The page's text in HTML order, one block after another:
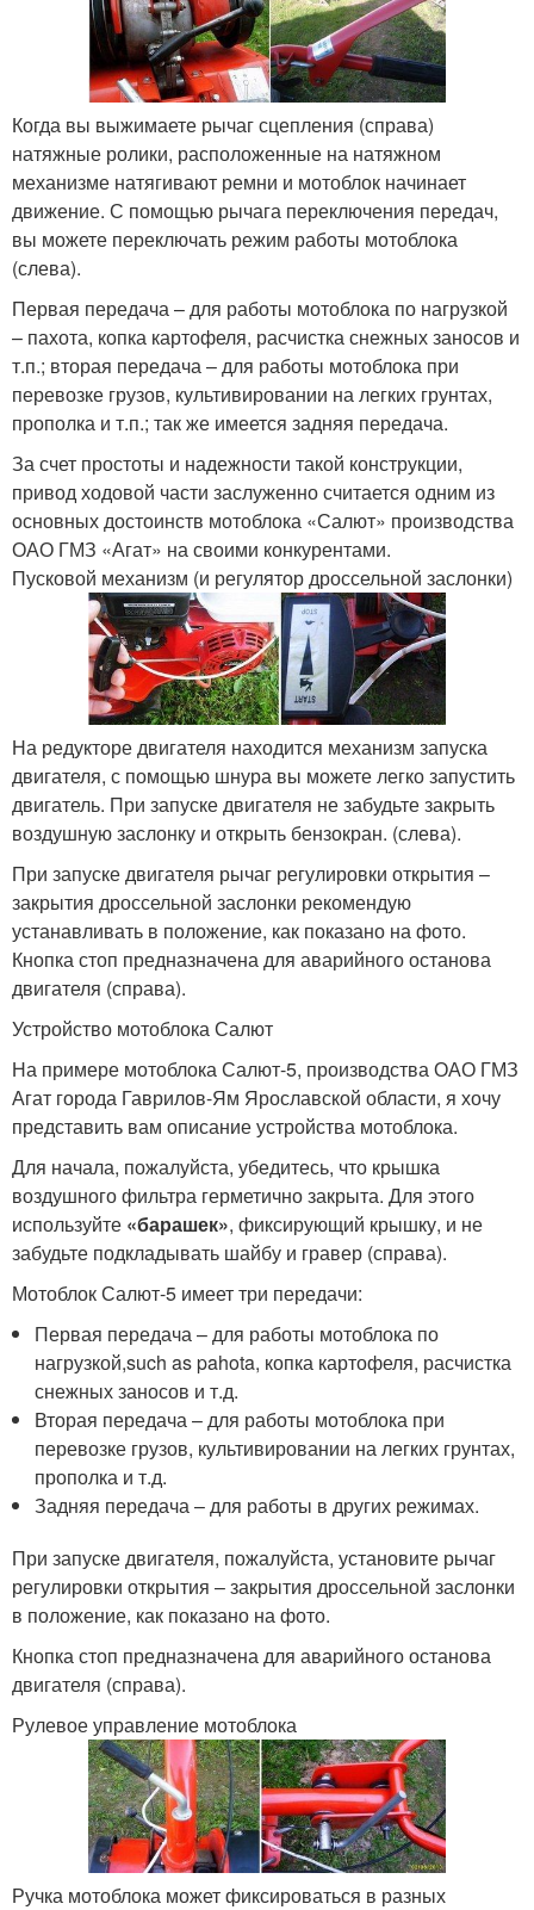
Когда вы выжимаете рычаг сцепления (справа)
натяжные ролики, расположенные на натяжном
механизме натягивают ремни и мотоблок начинает
движение. С помощью рычага переключения передач,
вы можете переключать режим работы мотоблока
(слева).
Первая передача – для работы мотоблока по нагрузкой
– пахота, копка картофеля, расчистка снежных заносов и
т.п.; вторая передача – для работы мотоблока при
перевозке грузов, культивировании на легких грунтах,
прополка и т.п.; так же имеется задняя передача.
За счет простоты и надежности такой конструкции,
привод ходовой части заслуженно считается одним из
основных достоинств мотоблока «Салют» производства
ОАО ГМЗ «Агат» на своими конкурентами.
Пусковой механизм (и регулятор дроссельной заслонки)
На редукторе двигателя находится механизм запуска
двигателя, с помощью шнура вы можете легко запустить
двигатель. При запуске двигателя не забудьте закрыть
воздушную заслонку и открыть бензокран. (слева).
При запуске двигателя рычаг регулировки открытия –
закрытия дроссельной заслонки рекомендую
устанавливать в положение, как показано на фото.
Кнопка стоп предназначена для аварийного останова
двигателя (справа).
Устройство мотоблока Салют
На примере мотоблока Салют-5, производства ОАО ГМЗ
Агат города Гаврилов-Ям Ярославской области, я хочу
представить вам описание устройства мотоблока.
Для начала, пожалуйста, убедитесь, что крышка
воздушного фильтра герметично закрыта. Для этого
используйте «барашек», фиксирующий крышку, и не
забудьте подкладывать шайбу и гравер (справа).
Мотоблок Салют-5 имеет три передачи:
Первая передача – для работы мотоблока по
нагрузкой,such as pahota, копка картофеля, расчистка
снежных заносов и т.д.
Вторая передача – для работы мотоблока при
перевозке грузов, культивировании на легких грунтах,
прополка и т.д.
Задняя передача – для работы в других режимах.
При запуске двигателя, пожалуйста, установите рычаг
регулировки открытия – закрытия дроссельной заслонки
в положение, как показано на фото.
Кнопка стоп предназначена для аварийного останова
двигателя (справа).
Рулевое управление мотоблока
Ручка мотоблока может фиксироваться в разных